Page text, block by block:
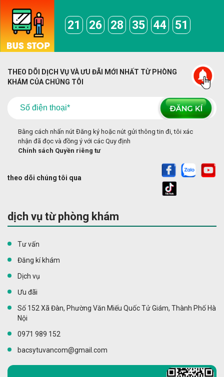
21 26 28 35 44 51
THEO DÕI DỊCH VỤ VÀ ƯU ĐÃI MỚI NHẤT TỪ PHÒNG
KHÁM CỦA CHÚNG TÔI
Bằng cách nhấn nút Đăng ký hoặc nút gửi thông tin đi, tôi xác
nhận đã đọc và đồng ý với các Quy định
Chính sách Quyền riêng tư
theo dõi chúng tôi qua
dịch vụ từ phòng khám
Tư vấn
Đăng kí khám
Dịch vụ
Ưu đãi
Số 152 Xã Đàn, Phường Văn Miếu Quốc Tử Giám, Thành Phố Hà
Nội
0971 989 152
bacsytuvancom@gmail.com